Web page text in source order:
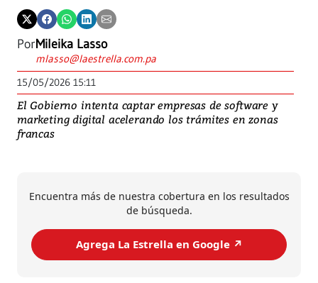
PorMileika Lasso
mlasso@laestrella.com.pa
15/05/2026 15:11
El Gobierno intenta captar empresas de software y
marketing digital acelerando los trámites en zonas
francas
Encuentra más de nuestra cobertura en los resultados
de búsqueda.
Agrega La Estrella en Google ↗️